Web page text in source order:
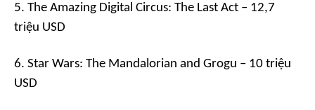
5. The Amazing Digital Circus: The Last Act – 12,7
triệu USD
6. Star Wars: The Mandalorian and Grogu – 10 triệu
USD